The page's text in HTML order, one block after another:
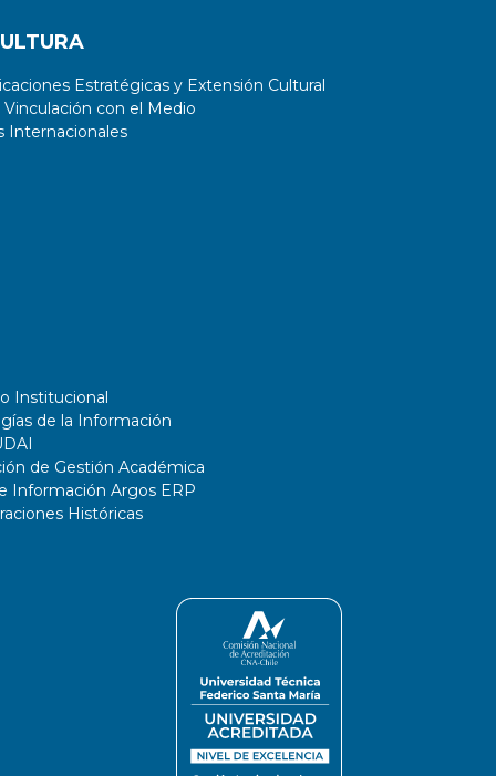
Estratégicas y Extensión Cultural
con el Medio
Internacionales
Institucional
de la Información
de Gestión Académica
Información Argos ERP
Históricas